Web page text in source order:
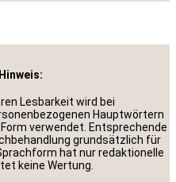
Lesbarkeit wird bei
Hauptwörtern
verwendet. Entsprechende
grundsätzlich für
hat nur redaktionelle
keine Wertung.